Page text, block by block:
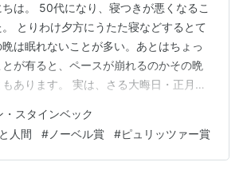
は。 50代になり、寝つきが悪くなるこ
とりわけ夕方にうたた寝などするとて
は眠れないことが多い。あとはちょっ
が有ると、ペースが崩れるのかその晩
あります。 実は、さる大晦日・正月
いました。 うちの奥さんより4つ上の
（12歳）年上の旦那さん。で、旦那さ
のわたしなぞ小僧ですよね。 因みにそ
・スタインベック
人間 # ノーベル賞 #ピュリッツァー賞